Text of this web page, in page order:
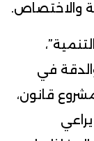
والاختصاص.
في
قانون،